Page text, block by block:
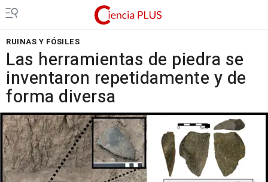
RUINAS Y FÓSILES
Las herramientas de piedra se
inventaron repetidamente y de
forma diversa